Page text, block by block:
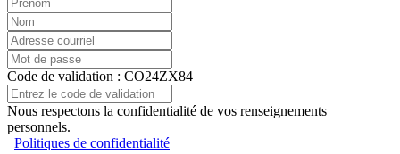
Code de validation : CO24ZX84
Nous respectons la confidentialité de vos renseignements
personnels.
Politiques de confidentialité